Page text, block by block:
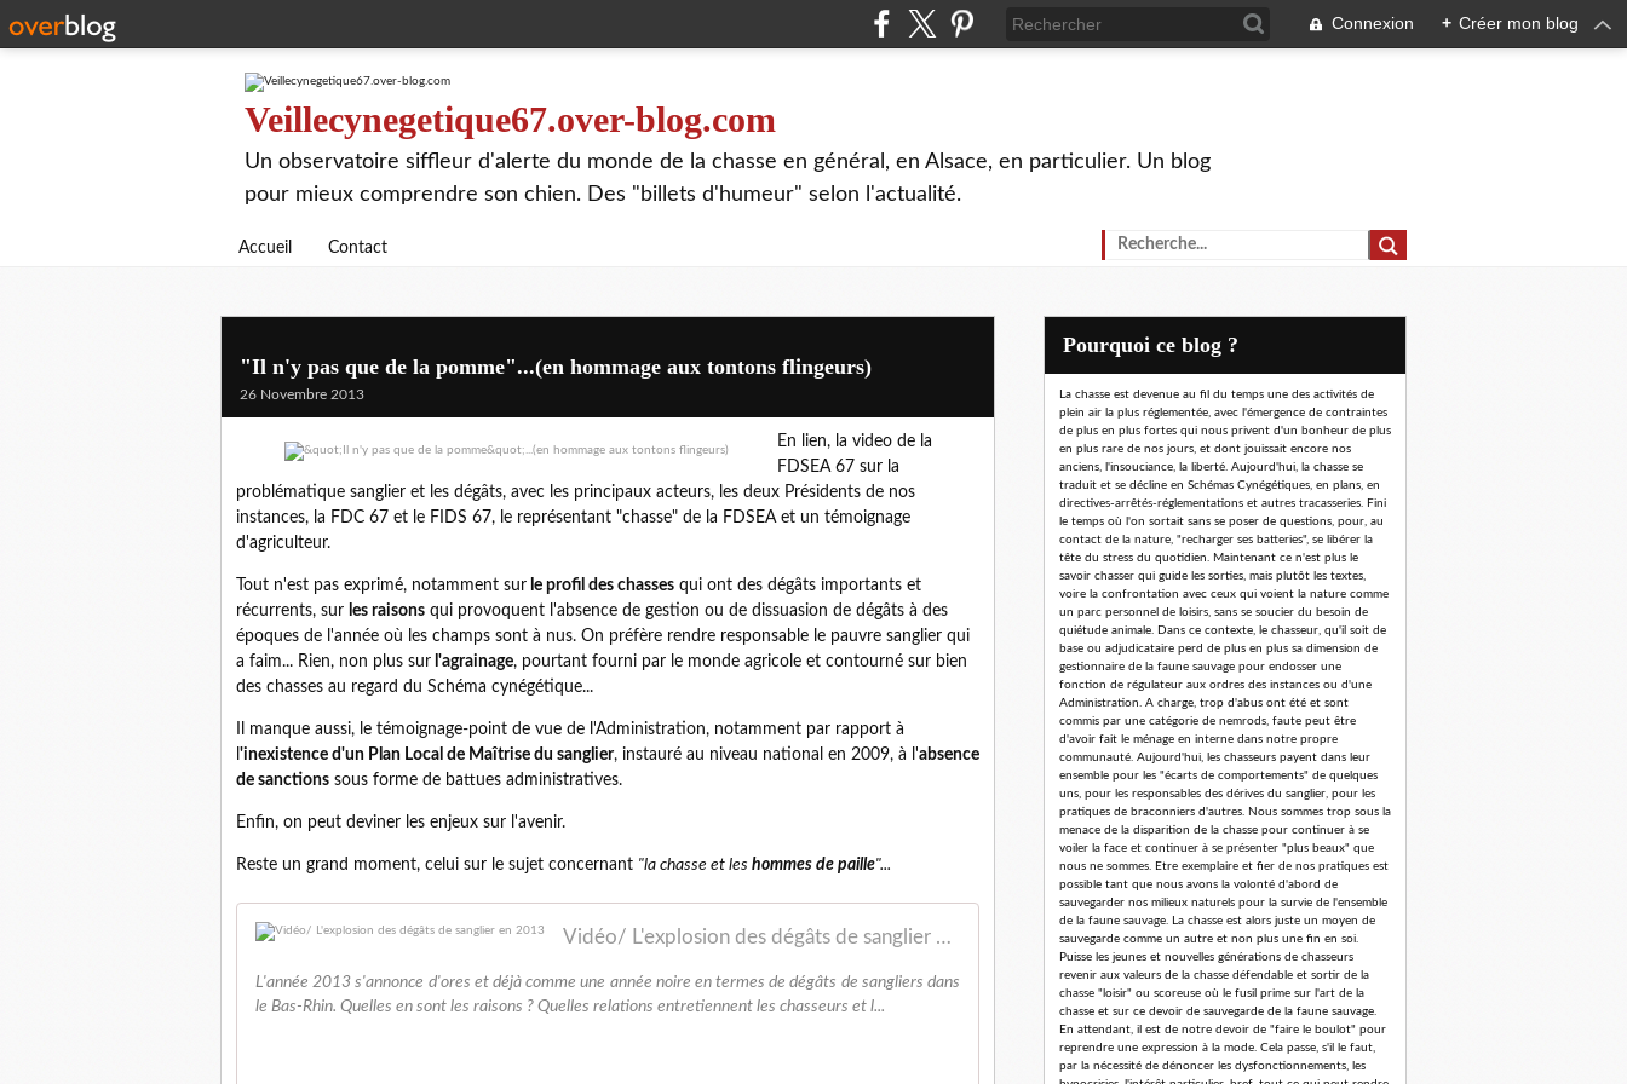
Connexion + Créer mon blog
Veillecynegetique67.over-blog.com
Un observatoire siffleur d'alerte du monde de la chasse en général, en Alsace, en particulier. Un blog
pour mieux comprendre son chien. Des "billets d'humeur" selon l'actualité.
Accueil Contact
"Il n'y pas que de la pomme"...(en hommage aux tontons flingeurs)
26 Novembre 2013
En lien, la video de la
FDSEA 67 sur la
problématique sanglier et les dégâts, avec les principaux acteurs, les deux Présidents de nos
instances, la FDC 67 et le FIDS 67, le représentant "chasse" de la FDSEA et un témoignage
d'agriculteur.
Tout n'est pas exprimé, notamment sur le profil des chasses qui ont des dégâts importants et
récurrents, sur les raisons qui provoquent l'absence de gestion ou de dissuasion de dégâts à des
époques de l'année où les champs sont à nus. On préfère rendre responsable le pauvre sanglier qui
a faim... Rien, non plus sur l'agrainage, pourtant fourni par le monde agricole et contourné sur bien
des chasses au regard du Schéma cynégétique...
Il manque aussi, le témoignage-point de vue de l'Administration, notamment par rapport à
'inexistence d'un Plan Local de Maîtrise du sanglier, instauré au niveau national en 2009, à l'absence
de sanctions sous forme de battues administratives.
Enfin, on peut deviner les enjeux sur l'avenir.
Reste un grand moment, celui sur le sujet concernant "la chasse et les hommes de paille"...
Vidéo/ L'explosion des dégâts de sanglier en 2013
L'année 2013 s'annonce d'ores et déjà comme une année noire en termes de dégâts de sangliers dans
le Bas-Rhin. Quelles en sont les raisons ? Quelles relations entretiennent les chasseurs et l...
Pourquoi ce blog ?
La chasse est devenue au fil du temps une des activités de
plein air la plus réglementée, avec l'émergence de contraintes
de plus en plus fortes qui nous privent d'un bonheur de plus
en plus rare de nos jours, et dont jouissait encore nos
anciens, l'insouciance, la liberté. Aujourd'hui, la chasse se
traduit et se décline en Schémas Cynégétiques, en plans, en
directives-arrêtés-réglementations et autres tracasseries. Fini
le temps où l'on sortait sans se poser de questions, pour, au
contact de la nature, "recharger ses batteries", se libérer la
tête du stress du quotidien. Maintenant ce n'est plus le
savoir chasser qui guide les sorties, mais plutôt les textes,
voire la confrontation avec ceux qui voient la nature comme
un parc personnel de loisirs, sans se soucier du besoin de
quiétude animale. Dans ce contexte, le chasseur, qu'il soit de
base ou adjudicataire perd de plus en plus sa dimension de
gestionnaire de la faune sauvage pour endosser une
fonction de régulateur aux ordres des instances ou d'une
Administration. A charge, trop d'abus ont été et sont
commis par une catégorie de nemrods, faute peut être
d'avoir fait le ménage en interne dans notre propre
communauté. Aujourd'hui, les chasseurs payent dans leur
ensemble pour les "écarts de comportements" de quelques
uns, pour les responsables des dérives du sanglier, pour les
pratiques de braconniers d'autres. Nous sommes trop sous la
menace de la disparition de la chasse pour continuer à se
voiler la face et continuer à se présenter "plus beaux" que
nous ne sommes. Etre exemplaire et fier de nos pratiques est
possible tant que nous avons la volonté d'abord de
sauvegarder nos milieux naturels pour la survie de l'ensemble
de la faune sauvage. La chasse est alors juste un moyen de
sauvegarde comme un autre et non plus une fin en soi.
Puisse les jeunes et nouvelles générations de chasseurs
revenir aux valeurs de la chasse défendable et sortir de la
chasse "loisir" ou scoreuse où le fusil prime sur l'art de la
chasse et sur ce devoir de sauvegarde de la faune sauvage.
En attendant, il est de notre devoir de "faire le boulot" pour
reprendre une expression à la mode. Cela passe, s'il le faut,
par la nécessité de dénoncer les dysfonctionnements, les